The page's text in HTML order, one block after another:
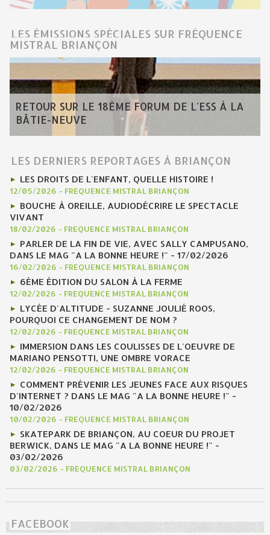
LES ÉMISSIONS SPÉCIALES SUR FRÉQUENCE
MISTRAL BRIANÇON
RETOUR SUR LE 18ÈME FORUM DE L'ESS À LA
BÂTIE-NEUVE
LES DERNIERS REPORTAGES À BRIANÇON
LES DROITS DE L'ENFANT, QUELLE HISTOIRE !
12/05/2026 - FREQUENCE MISTRAL BRIANÇON
BOUCHE À OREILLE, AUDIODÉCRIRE LE SPECTACLE
VIVANT
18/02/2026 - FREQUENCE MISTRAL BRIANÇON
PARLER DE LA FIN DE VIE, AVEC SALLY CAMPUSANO,
DANS LE MAG "A LA BONNE HEURE !" - 17/02/2026
16/02/2026 - FREQUENCE MISTRAL BRIANÇON
6ÈME ÉDITION DU SALON À LA FERME
12/02/2026 - FREQUENCE MISTRAL BRIANÇON
LYCÉE D'ALTITUDE - SUZANNE JOULIÉ ROOS,
POURQUOI CE CHANGEMENT DE NOM ?
12/02/2026 - FREQUENCE MISTRAL BRIANÇON
IMMERSION DANS LES COULISSES DE L'OEUVRE DE
MARIANO PENSOTTI, UNE OMBRE VORACE
12/02/2026 - FREQUENCE MISTRAL BRIANÇON
COMMENT PRÉVENIR LES JEUNES FACE AUX RISQUES
D'INTERNET ? DANS LE MAG "A LA BONNE HEURE !" -
10/02/2026
10/02/2026 - FREQUENCE MISTRAL BRIANÇON
SKATEPARK DE BRIANÇON, AU COEUR DU PROJET
BERWICK, DANS LE MAG "A LA BONNE HEURE !" -
03/02/2026
03/02/2026 - FREQUENCE MISTRAL BRIANÇON
FACEBOOK